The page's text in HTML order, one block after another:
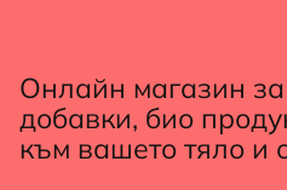
Онлайн магазин
добавки, био
към вашето тяло и